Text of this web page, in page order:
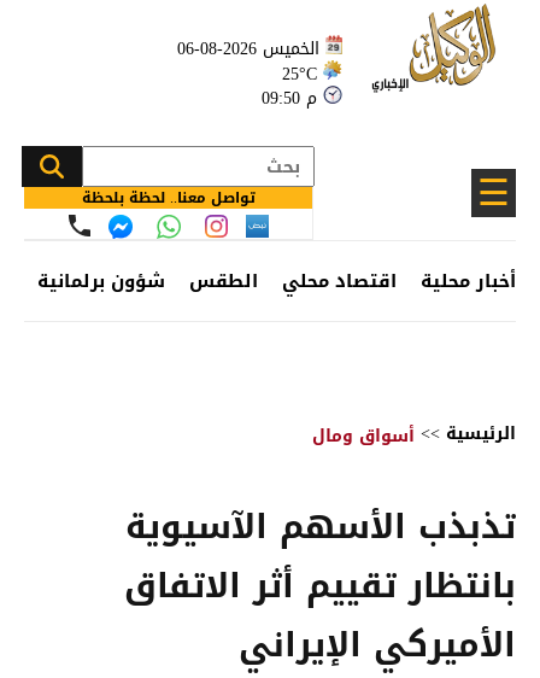
الخميس 2026-08-06
25°C
09:50 م
☰ تواصل معنا.. لحظة بلحظة
أخبار محلية اقتصاد محلي الطقس شؤون برلمانية
الرئيسية >> أسواق ومال
تذبذب الأسهم الآسيوية
بانتظار تقييم أثر الاتفاق
الأميركي الإيراني